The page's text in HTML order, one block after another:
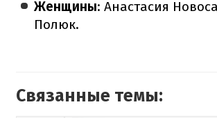
Женщины: Анастасия
Полюк.
Связанные темы: